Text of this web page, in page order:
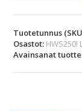
Tuotetunnus
Osastot: HWS250!
Avainsanat